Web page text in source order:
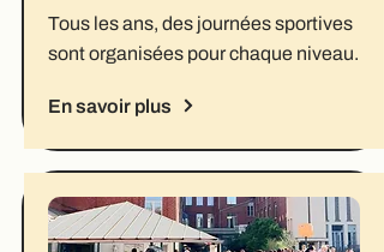
Tous les ans, des journées sportives
sont organisées pour chaque niveau.
En savoir plus